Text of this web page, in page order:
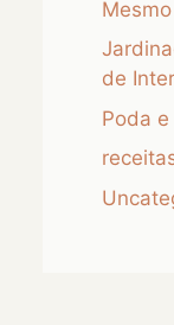
Mesmo
de
Poda